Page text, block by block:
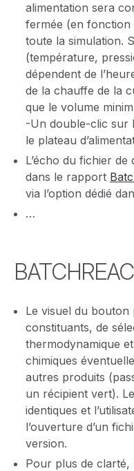
alimentation sera
fermée (en
toute la simulation.
(température,
dépendent de
de la chauffe de la
que le volume
-Un double-clic sur
le plateau
L’écho du fichier de
dans le rapport
via l’option dédié
…
Le visuel du bouton
constituants, de
thermodynamique
chimiques
autres produits
un récipient vert).
identiques et
l’ouverture d’un
version.
Pour plus de clarté,